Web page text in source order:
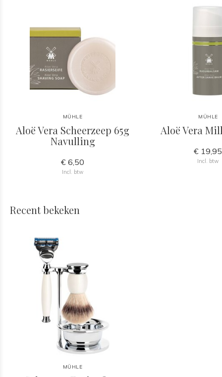
MÜHLE
Aloë Vera Scheerzeep 65g
Navulling
€ 6,50
Incl. btw
MÜHLE
Aloë Vera
€ 19,95
Incl. btw
Recent bekeken
MÜHLE